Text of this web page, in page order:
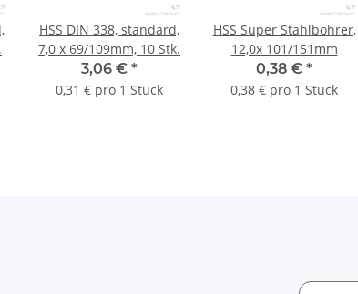
HSS DIN 338, standard,
7,0 x 69/109mm, 10 Stk.
3,06 € *
0,31 € pro 1 Stück
HSS Super Stahlbohrer,
12,0x 101/151mm
0,38 € *
0,38 € pro 1 Stück